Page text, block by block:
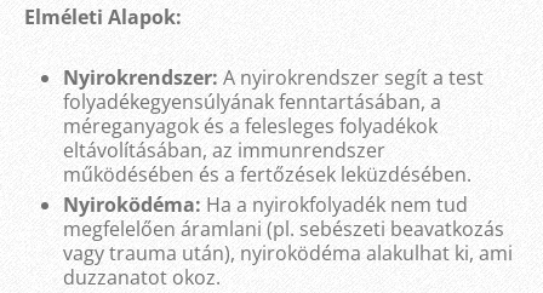
Elméleti Alapok:
Nyirokrendszer: A nyirokrendszer segít a test
folyadékegyensúlyának fenntartásában, a
méreganyagok és a felesleges folyadékok
eltávolításában, az immunrendszer
működésében és a fertőzések leküzdésében.
Nyiroködéma: Ha a nyirokfolyadék nem tud
megfelelően áramlani (pl. sebészeti beavatkozás
vagy trauma után), nyiroködéma alakulhat ki, ami
duzzanatot okoz.